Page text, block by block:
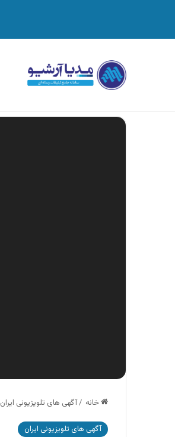
جمعه, 7 آگوست 2026 آگهی های تازه
نمایشگر
ویدیو
خانه /آگهی های تلویزیونی ایران
آگهی های تلویزیونی ایران